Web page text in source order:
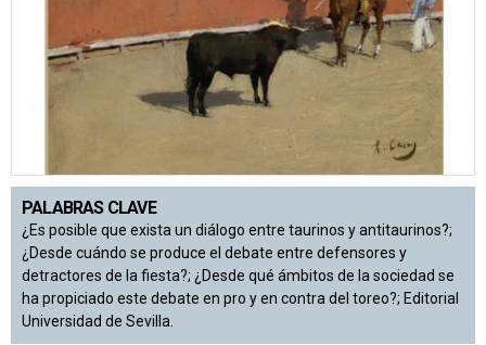
PALABRAS CLAVE
¿Es posible que exista un diálogo entre taurinos y antitaurinos?;
¿Desde cuándo se produce el debate entre defensores y
detractores de la fiesta?; ¿Desde qué ámbitos de la sociedad se
ha propiciado este debate en pro y en contra del toreo?; Editorial
Universidad de Sevilla.